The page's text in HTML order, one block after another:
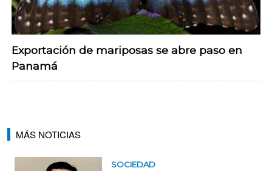
Exportación de mariposas se abre paso en
Panamá
MÁS NOTICIAS
SOCIEDAD